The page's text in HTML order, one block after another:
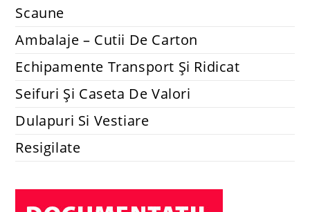
Scaune
Ambalaje – Cutii De Carton
Echipamente Transport Și Ridicat
Seifuri Și Caseta De Valori
Dulapuri Si Vestiare
Resigilate